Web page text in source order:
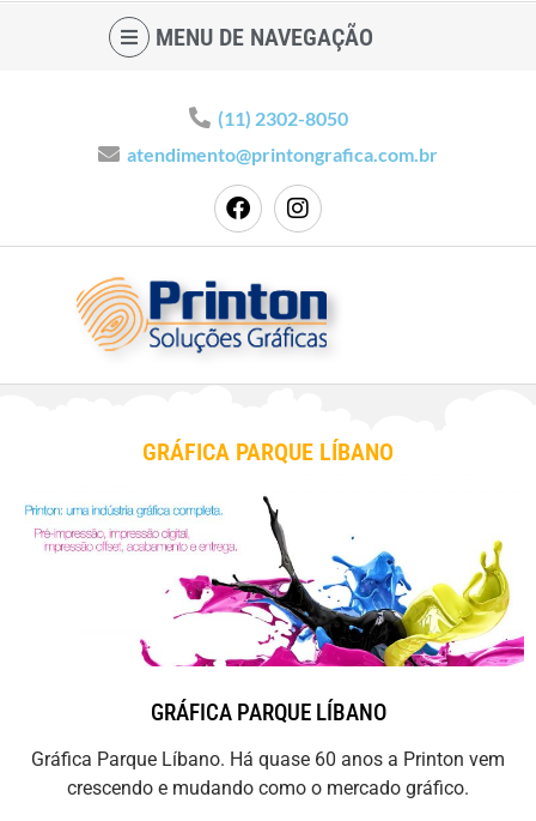
MENU DE NAVEGAÇÃO
(11) 2302-8050
atendimento@printongrafica.com.br
GRÁFICA PARQUE LÍBANO
GRÁFICA PARQUE LÍBANO
Gráfica Parque Líbano. Há quase 60 anos a Printon vem
crescendo e mudando como o mercado gráfico.